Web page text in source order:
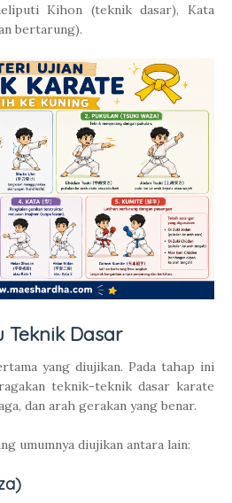
Kihon (teknik dasar), Kata
bertarung).
Teknik Dasar
yang diujikan. Pada tahap ini
teknik-teknik dasar karate
dan arah gerakan yang benar.
umumnya diujikan antara lain: